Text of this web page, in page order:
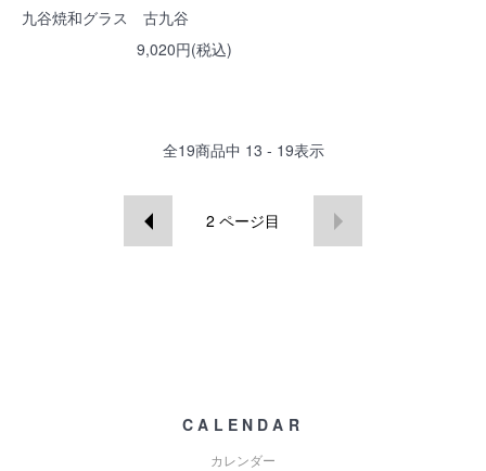
九谷焼和グラス 古九谷
9,020円(税込)
全19商品中 13 - 19表示
2 ページ目
CALENDAR
カレンダー